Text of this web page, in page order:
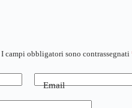
I campi obbligatori sono contrassegnati
Email